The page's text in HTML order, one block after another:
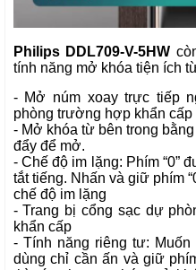
Philips DDL709-V-5HW
tính năng mở khóa tiện ích
- Mở núm xoay trực tiếp
phòng trường hợp khẩn cấp
- Mở khóa từ bên trong
đẩy để mở.
- Chế độ im lặng: Phím “0”
tắt tiếng. Nhấn và giữ phím
chế độ im lặng
- Trang bị cổng sạc dự
khẩn cấp
- Tính năng riêng tư:
dùng chỉ cần ấn và giữ